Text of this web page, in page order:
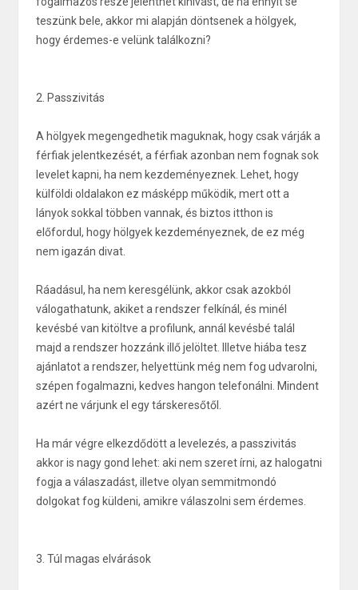
teszünk bele, akkor mi alapján döntsenek a hölgyek,
hogy érdemes-e velünk találkozni?
2. Passzivitás
A hölgyek megengedhetik maguknak, hogy csak várják a
férfiak jelentkezését, a férfiak azonban nem fognak sok
levelet kapni, ha nem kezdeményeznek. Lehet, hogy
külföldi oldalakon ez másképp működik, mert ott a
lányok sokkal többen vannak, és biztos itthon is
előfordul, hogy hölgyek kezdeményeznek, de ez még
nem igazán divat.
Ráadásul, ha nem keresgélünk, akkor csak azokból
válogathatunk, akiket a rendszer felkínál, és minél
kevésbé van kitöltve a profilunk, annál kevésbé talál
majd a rendszer hozzánk illő jelöltet. Illetve hiába tesz
ajánlatot a rendszer, helyettünk még nem fog udvarolni,
szépen fogalmazni, kedves hangon telefonálni. Mindent
azért ne várjunk el egy társkeresőtől.
Ha már végre elkezdődött a levelezés, a passzivitás
akkor is nagy gond lehet: aki nem szeret írni, az halogatni
fogja a válaszadást, illetve olyan semmitmondó
dolgokat fog küldeni, amikre válaszolni sem érdemes.
3. Túl magas elvárások